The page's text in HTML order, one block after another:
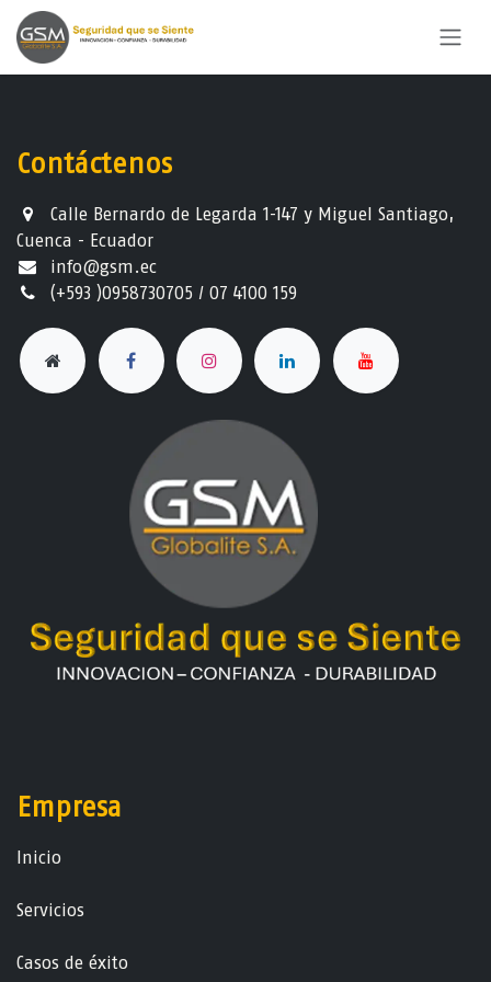
Ir al contenido
Contáctenos
Calle Bernardo de Legarda 1-147 y Miguel Santiago,
Cuenca - Ecuador
info@gsm.ec​
(+593 )0958730705 / 07 4100 159
Empresa
Ini​ci​o
Servicios
Casos de éxito